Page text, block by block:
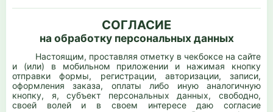
СОГЛАСИЕ
на обработку персональных данных
Настоящим, проставляя отметку в чекбоксе на сайте
и (или) в мобильном приложении и нажимая кнопку
отправки формы, регистрации, авторизации, записи,
оформления заказа, оплаты либо иную аналогичную
кнопку, я, субъект персональных данных, свободно,
своей волей и в своем интересе даю согласие